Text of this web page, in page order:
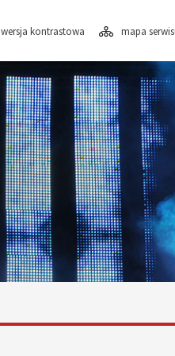
wersja kontrastowa mapa